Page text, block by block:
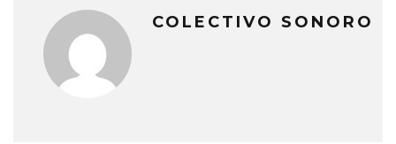
COLECTIVO SONORO